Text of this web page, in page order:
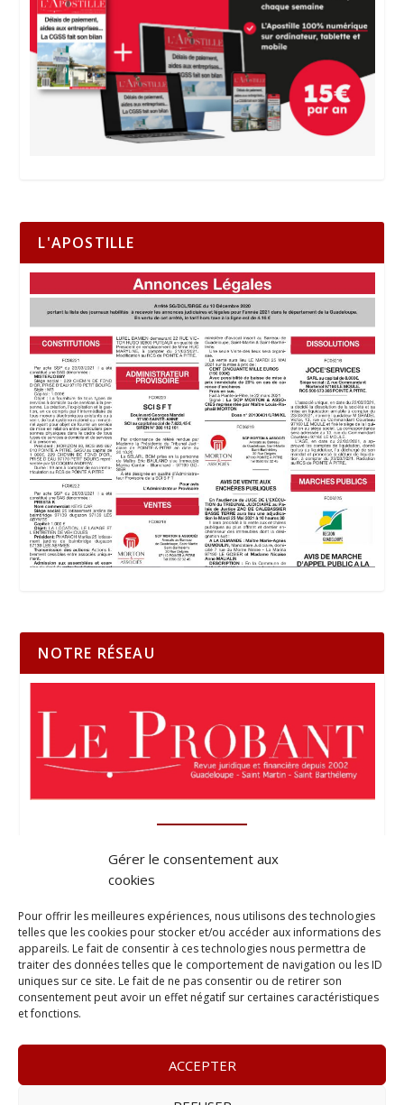
Gérer le consentement aux
cookies
Pour offrir les meilleures expériences, nous utilisons des technologies
telles que les cookies pour stocker et/ou accéder aux informations des
appareils. Le fait de consentir à ces technologies nous permettra de
traiter des données telles que le comportement de navigation ou les ID
uniques sur ce site. Le fait de ne pas consentir ou de retirer son
consentement peut avoir un effet négatif sur certaines caractéristiques
et fonctions.
ACCEPTER
L'APOSTILLE
NOTRE RÉSEAU